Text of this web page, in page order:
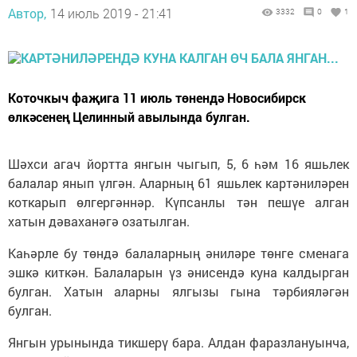
Автор, 14 июль 2019 - 21:41 3332 0 1
Коточкыч фаҗига 11 июль төнендә Новосибирск
өлкәсенең Целинный авылында булган.
Шәхси агач йортта янгын чыгып, 5, 6 һәм 16 яшьлек
балалар янып үлгән. Аларның 61 яшьлек картәниләрен
коткарып өлгергәннәр. Күпсанлы тән пешүе алган
хатын дәваханәгә озатылган.
Каһәрле бу төндә балаларның әниләре төнге сменага
эшкә киткән. Балаларын үз әнисендә куна калдырган
булган. Хатын аларны ялгызы гына тәрбияләгән
булган.
Янгын урынында тикшерү бара. Алдан фаразлануынча,